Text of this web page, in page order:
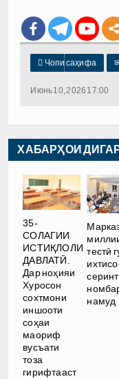
 Чопи саҳифа
Июнь 10, 2026 17:00
ХАБАРҲОИ
35-
СОЛАГИИ
ИСТИҚЛОЛИ
ДАВЛАТӢ.
Дар ноҳияи
Хуросон
сохтмони
иншооти
соҳаи
маориф
вусъати
тоза
гирифтааст
тестӣ
намуд